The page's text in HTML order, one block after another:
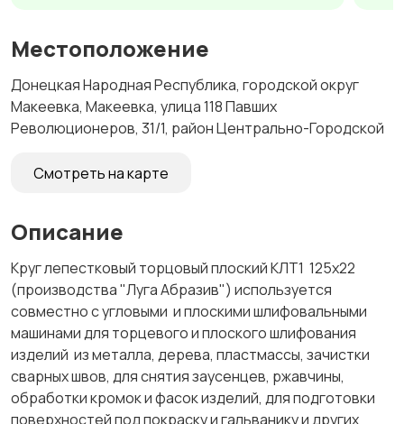
Местоположение
Донецкая Народная Республика, городской округ
Макеевка, Макеевка, улица 118 Павших
Революционеров, 31/1, район Центрально-Городской
Смотреть на карте
Описание
Круг лепестковый торцовый плоский КЛТ1 125х22
(производства "Луга Абразив") используется
совместно с угловыми и плоскими шлифовальными
машинами для торцевого и плоского шлифования
изделий из металла, дерева, пластмассы, зачистки
сварных швов, для снятия заусенцев, ржавчины,
обработки кромок и фасок изделий, для подготовки
поверхностей под покраску и гальванику и других